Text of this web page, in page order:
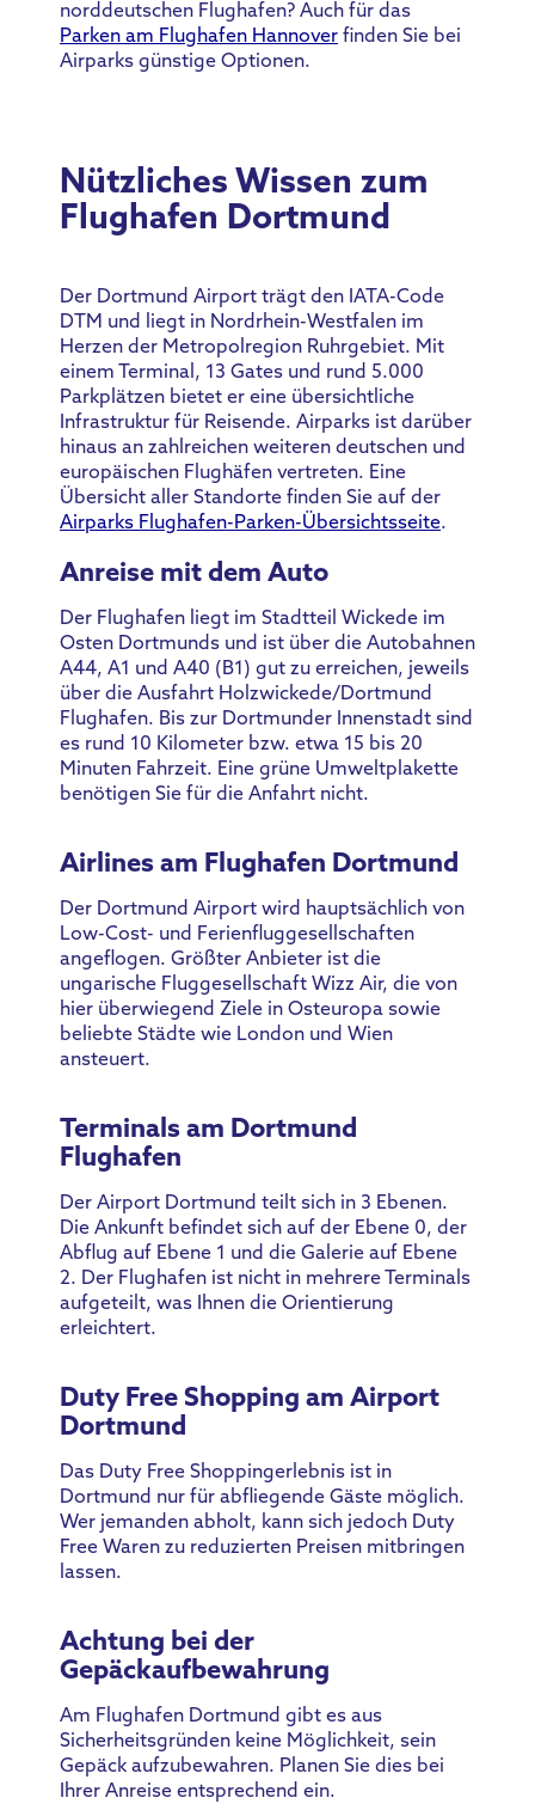
norddeutschen Flughafen? Auch für das
Parken am Flughafen Hannover finden Sie bei
Airparks günstige Optionen.
Nützliches Wissen zum
Flughafen Dortmund
Der Dortmund Airport trägt den IATA-Code
DTM und liegt in Nordrhein-Westfalen im
Herzen der Metropolregion Ruhrgebiet. Mit
einem Terminal, 13 Gates und rund 5.000
Parkplätzen bietet er eine übersichtliche
Infrastruktur für Reisende. Airparks ist darüber
hinaus an zahlreichen weiteren deutschen und
europäischen Flughäfen vertreten. Eine
Übersicht aller Standorte finden Sie auf der
Airparks Flughafen-Parken-Übersichtsseite.
Anreise mit dem Auto
Der Flughafen liegt im Stadtteil Wickede im
Osten Dortmunds und ist über die Autobahnen
A44, A1 und A40 (B1) gut zu erreichen, jeweils
über die Ausfahrt Holzwickede/Dortmund
Flughafen. Bis zur Dortmunder Innenstadt sind
es rund 10 Kilometer bzw. etwa 15 bis 20
Minuten Fahrzeit. Eine grüne Umweltplakette
benötigen Sie für die Anfahrt nicht.
Airlines am Flughafen Dortmund
Der Dortmund Airport wird hauptsächlich von
Low-Cost- und Ferienfluggesellschaften
angeflogen. Größter Anbieter ist die
ungarische Fluggesellschaft Wizz Air, die von
hier überwiegend Ziele in Osteuropa sowie
beliebte Städte wie London und Wien
ansteuert.
Terminals am Dortmund
Flughafen
Der Airport Dortmund teilt sich in 3 Ebenen.
Die Ankunft befindet sich auf der Ebene 0, der
Abflug auf Ebene 1 und die Galerie auf Ebene
2. Der Flughafen ist nicht in mehrere Terminals
aufgeteilt, was Ihnen die Orientierung
erleichtert.
Duty Free Shopping am Airport
Dortmund
Das Duty Free Shoppingerlebnis ist in
Dortmund nur für abfliegende Gäste möglich.
Wer jemanden abholt, kann sich jedoch Duty
Free Waren zu reduzierten Preisen mitbringen
lassen.
Achtung bei der
Gepäckaufbewahrung
Am Flughafen Dortmund gibt es aus
Sicherheitsgründen keine Möglichkeit, sein
Gepäck aufzubewahren. Planen Sie dies bei
Ihrer Anreise entsprechend ein.